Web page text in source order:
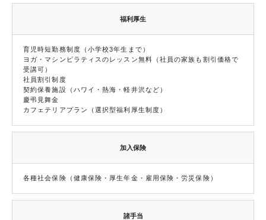
福利厚生
育児時短勤務制度（小学校3年生まで）
ヨガ・マシンピラティスのレッスン無料（社員の家族も割引価格で
受講可）
社員割引制度
契約保養施設（ハワイ・熱海・軽井沢など）
慶弔見舞金
カフェテリアプラン（選択型福利厚生制度）
加入保険
各種社会保険（健康保険・厚生年金・雇用保険・労災保険）
諸手当